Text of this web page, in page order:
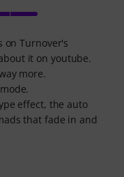
on Turnover's
it on youtube.
more.
effect, the auto
that fade in and